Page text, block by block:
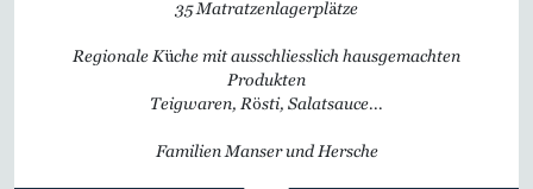
35 Matratzenlagerplätze
Regionale Küche mit ausschliesslich hausgemachten
Produkten
Teigwaren, Rösti, Salatsauce...
Familien Manser und Hersche